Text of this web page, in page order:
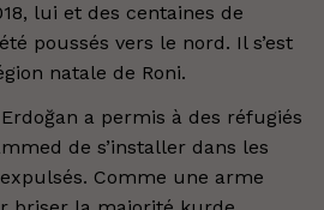
lui et des centaines de
poussés vers le nord. Il s’est
natale de Roni.
a permis à des réfugiés
de s’installer dans les
Comme une arme